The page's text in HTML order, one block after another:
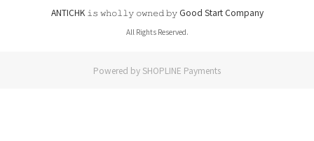
ANTICHK 𝚒𝚜 𝚠𝚑𝚘𝚕𝚕𝚢 𝚘𝚠𝚗𝚎𝚍 𝚋𝚢 Good Start Company
All Rights Reserved.
Powered by SHOPLINE Payments